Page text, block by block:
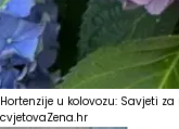
Hortenzije u kolovozu: Savjeti
cvjetovaZena.hr